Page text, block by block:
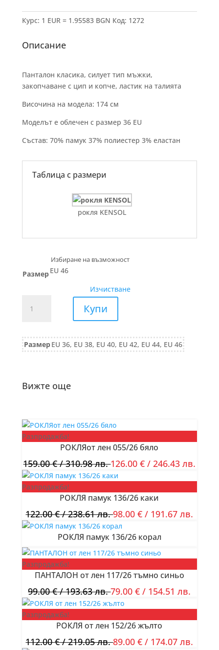
Курс: 1 EUR = 1.95583 BGN Код: 1272
Описание
Панталон класика, силует тип мъжки,
закопчаване с цип и копче, ластик на талията
Височина на модела: 174 см
Моделът е облечен с размер 36 EU
Състав: 70% памук 37% полиестер 3% еластан
Таблица с размери
рокля KENSOL
РазмерEU 46
Изчистване
тип
синьо
Купи
РазмерEU 36, EU 38, EU 40, EU 42, EU 44, EU 46
Вижте още
Разпродажба!
РОКЛЯот лен 055/26 бяло
159.00€/ 310.98 лв.126.00€ / 246.43 лв.
Разпродажба!
РОКЛЯ памук 136/26 каки
122.00€/ 238.61 лв.98.00€ / 191.67 лв.
РОКЛЯ памук 136/26 корал
Разпродажба!
ПАНТАЛОН от лен 117/26 тъмно синьо
99.00€/ 193.63 лв.79.00€ / 154.51 лв.
Разпродажба!
РОКЛЯ от лен 152/26 жълто
112.00€/ 219.05 лв.89.00€ / 174.07 лв.